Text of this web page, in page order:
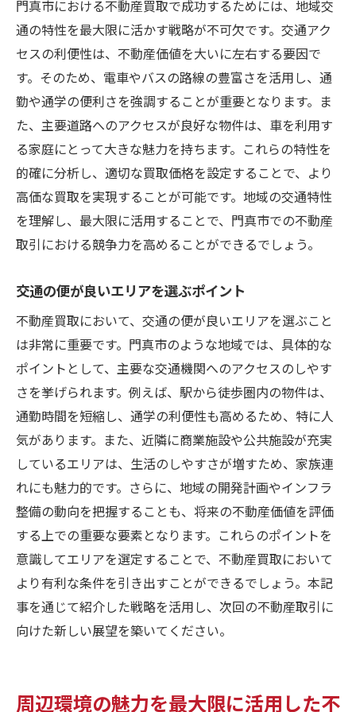
門真市における不動産買取で成功するためには、地域交
通の特性を最大限に活かす戦略が不可欠です。交通アク
セスの利便性は、不動産価値を大いに左右する要因で
す。そのため、電車やバスの路線の豊富さを活用し、通
勤や通学の便利さを強調することが重要となります。ま
た、主要道路へのアクセスが良好な物件は、車を利用す
る家庭にとって大きな魅力を持ちます。これらの特性を
的確に分析し、適切な買取価格を設定することで、より
高価な買取を実現することが可能です。地域の交通特性
を理解し、最大限に活用することで、門真市での不動産
取引における競争力を高めることができるでしょう。
交通の便が良いエリアを選ぶポイント
不動産買取において、交通の便が良いエリアを選ぶこと
は非常に重要です。門真市のような地域では、具体的な
ポイントとして、主要な交通機関へのアクセスのしやす
さを挙げられます。例えば、駅から徒歩圏内の物件は、
通勤時間を短縮し、通学の利便性も高めるため、特に人
気があります。また、近隣に商業施設や公共施設が充実
しているエリアは、生活のしやすさが増すため、家族連
れにも魅力的です。さらに、地域の開発計画やインフラ
整備の動向を把握することも、将来の不動産価値を評価
する上での重要な要素となります。これらのポイントを
意識してエリアを選定することで、不動産買取において
より有利な条件を引き出すことができるでしょう。本記
事を通じて紹介した戦略を活用し、次回の不動産取引に
向けた新しい展望を築いてください。
周辺環境の魅力を最大限に活用した不